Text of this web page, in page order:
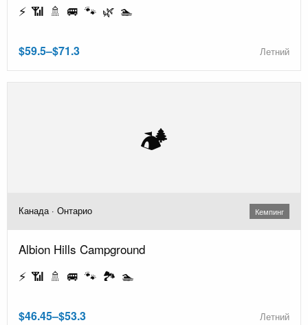
⚡ 📶 🚿 🚐 🐾 🌿 🏊
$59.5–$71.3 Летний
🏕️
Канада · Онтарио Кемпинг
Albion Hills Campground
⚡ 📶 🚿 🚐 🐾 🏞️ 🏊
$46.45–$53.3 Летний